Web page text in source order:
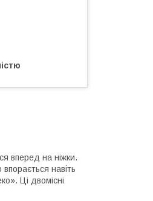
вперед на ніжки.
навіть
Ці двомісні